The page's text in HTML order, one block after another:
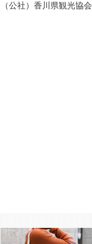
（公社）香川県観光協会